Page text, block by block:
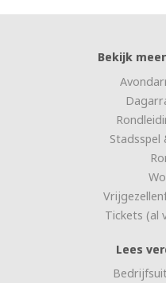
Bekijk
Stadsspel
Tickets (al
Lees